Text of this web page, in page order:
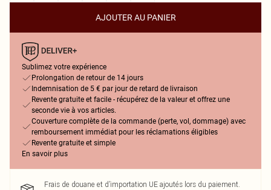
AJOUTER AU PANIER
Sublimez votre expérience
Prolongation de retour de 14 jours
Indemnisation de 5 € par jour de retard de livraison
Revente gratuite et facile - récupérez de la valeur et offrez une
seconde vie à vos articles.
Couverture complète de la commande (perte, vol, dommage) avec
remboursement immédiat pour les réclamations éligibles
Revente gratuite et simple
En savoir plus
Frais de douane et d’importation UE ajoutés lors du paiement.